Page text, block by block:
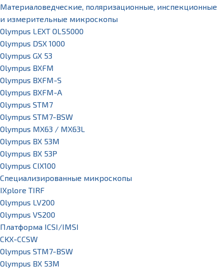
Материаловедческие, поляризационные, инспекционные
и измерительные микроскопы
Olympus LEXT OLS5000
Olympus DSX 1000
Olympus GX 53
Olympus BXFM
Olympus BXFM-S
Olympus BXFM-A
Olympus STM7
Olympus STM7-BSW
Olympus MX63 / MX63L
Olympus BX 53M
Olympus BX 53P
Olympus CIX100
Специализированные микроскопы
IXplore TIRF
Olympus LV200
Olympus VS200
Платформа ICSI/IMSI
CKX-CCSW
Olympus STM7-BSW
Olympus BX 53M